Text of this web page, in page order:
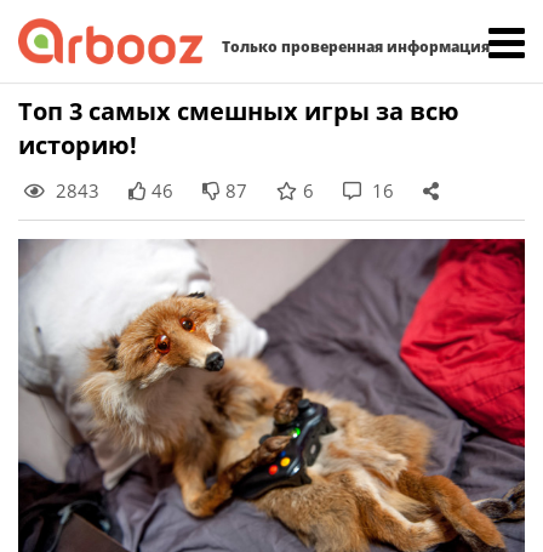
Только проверенная информация
Skip
content
Топ 3 самых смешных игры за всю
историю!
2843 46 87 6 16
Найти: